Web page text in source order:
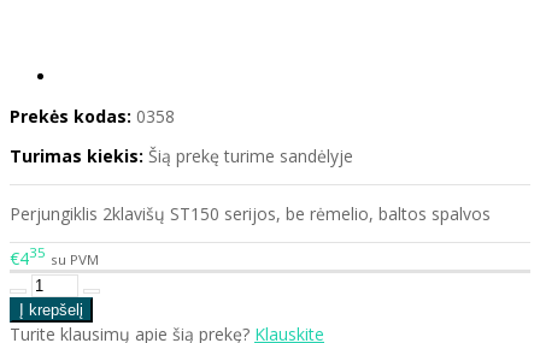
Prekės kodas: 0358
Turimas kiekis: Šią prekę turime sandėlyje
Perjungiklis 2klavišų ST150 serijos, be rėmelio, baltos spalvos
€435 su PVM
Turite klausimų apie šią prekę? Klauskite